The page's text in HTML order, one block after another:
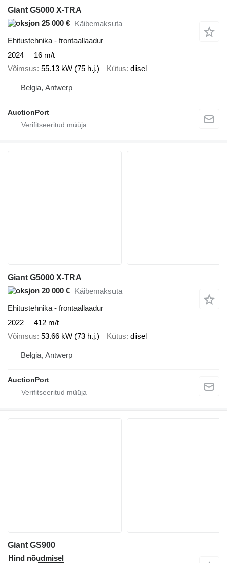
Giant G5000 X-TRA
25 000 € Käibemaksuta
Ehitustehnika - frontaallaadur
2024
16 m/t
Võimsus 55.13 kW (75 h.j.) Kütus diisel
Belgia, Antwerp
AuctionPort
Giant G5000 X-TRA
20 000 € Käibemaksuta
Ehitustehnika - frontaallaadur
2022
412 m/t
Võimsus 53.66 kW (73 h.j.) Kütus diisel
Belgia, Antwerp
AuctionPort
Giant GS900
Hind nõudmisel